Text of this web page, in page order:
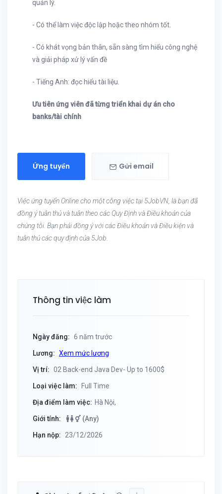
quản lý.
- Có thể làm việc độc lập hoặc theo nhóm tốt.
- Có khát vọng bản thân, sẵn sàng tìm hiểu công nghệ
và giải pháp xử lý vấn đề
- Tiếng Anh: đọc hiểu tài liệu.
Ưu tiên ứng viên đã từng triển khai dự án cho
banks/tài chính
Ứng tuyển Gửi email
Việc ứng tuyển Online cho một công việc tại 5JobVN, là bạn đã
đồng ý tuân thủ và tuân theo các Quy Định và Điều khoản của
chúng tôi. Bạn phải đồng ý với các Điều khoản và Điều kiện và
tuân thủ các quy định của 5Job.
Thông tin việc làm
Ngày đăng: 6 năm trước
Lương: Xem mức lương
Vị trí: 02 Back-end Java Dev- Up to 1600$
Loại việc làm: Full Time
Địa điểm làm việc: Hà Nội,
Giới tính: (Any)
Hạn nộp: 23/12/2026